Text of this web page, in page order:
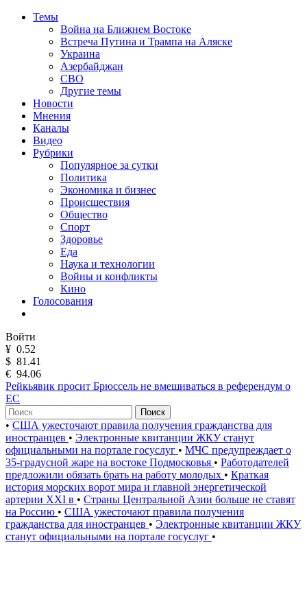
Темы
Война на Ближнем Востоке
Встреча Путина и Трампа на Аляске
Украина
Азербайджан
СВО
Другие темы
Новости
Мнения
Каналы
Видео
Рубрики
Популярное за сутки
Политика
Экономика и бизнес
Происшествия
Общество
Спорт
Здоровье
Еда
Наука и технологии
Войны и конфликты
Кино
Голосования
Войти
¥ 0.52
$ 81.41
€ 94.06
Рейкьявик просит Брюссель не вмешиваться в референдум о
ЕС
Поиск
• США ужесточают правила получения гражданства для
иностранцев • Электронные квитанции ЖКУ станут
официальными на портале госуслуг • МЧС предупреждает о
35-градусной жаре на востоке Подмосковья • Работодателей
предложили обязать брать на работу молодых • Краткая
история морских ворот мира и главной энергетической
артерии XXI в • Страны Центральной Азии больше не ставят
на Россию • США ужесточают правила получения
гражданства для иностранцев • Электронные квитанции ЖКУ
станут официальными на портале госуслуг •